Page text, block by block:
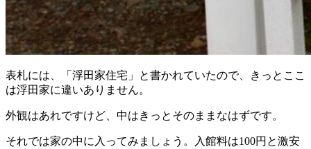
表札には、「浮田家住宅」と書かれていたので、きっとここ
は浮田家に違いありません。
外観はあれですけど、中はきっとそのままなはずです。
それでは家の中に入ってみましょう。入館料は100円と激安